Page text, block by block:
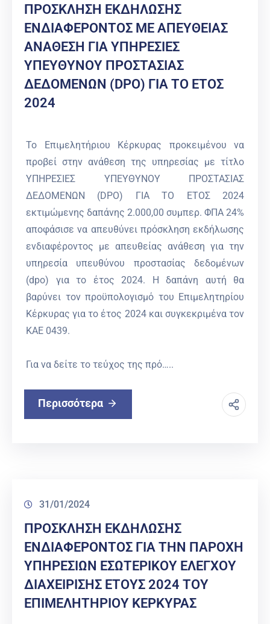
ΠΡΟΣΚΛΗΣΗ ΕΚΔΗΛΩΣΗΣ
ΕΝΔΙΑΦΕΡΟΝΤΟΣ ΜΕ ΑΠΕΥΘΕΙΑΣ
ΑΝΑΘΕΣΗ ΓΙΑ ΥΠΗΡΕΣΙΕΣ
ΥΠΕΥΘΥΝΟΥ ΠΡΟΣΤΑΣΙΑΣ
ΔΕΔΟΜΕΝΩΝ (DPO) ΓΙΑ ΤΟ ΕΤΟΣ
2024
Το Επιμελητήριου Κέρκυρας προκειμένου να
προβεί στην ανάθεση της υπηρεσίας με τίτλο
ΥΠΗΡΕΣΙΕΣ ΥΠΕΥΘΥΝΟΥ ΠΡΟΣΤΑΣΙΑΣ
ΔΕΔΟΜΕΝΩΝ (DPO) ΓΙΑ ΤΟ ΕΤΟΣ 2024
εκτιμώμενης δαπάνης 2.000,00 συμπερ. ΦΠΑ 24%
αποφάσισε να απευθύνει πρόσκληση εκδήλωσης
ενδιαφέροντος με απευθείας ανάθεση για την
υπηρεσία υπευθύνου προστασίας δεδομένων
(dpo) για το έτος 2024. Η δαπάνη αυτή θα
βαρύνει τον προϋπολογισμό του Επιμελητηρίου
Κέρκυρας για το έτος 2024 και συγκεκριμένα τον
ΚΑΕ 0439.
Για να δείτε το τεύχος της πρό…..
Περισσότερα
31/01/2024
ΠΡΟΣΚΛΗΣΗ ΕΚΔΗΛΩΣΗΣ
ΕΝΔΙΑΦΕΡΟΝΤΟΣ ΓΙΑ ΤΗΝ ΠΑΡΟΧΗ
ΥΠΗΡΕΣΙΩΝ ΕΣΩΤΕΡΙΚΟΥ ΕΛΕΓΧΟΥ
ΔΙΑΧΕΙΡΙΣΗΣ ΕΤΟΥΣ 2024 ΤΟΥ
ΕΠΙΜΕΛΗΤΗΡΙΟΥ ΚΕΡΚΥΡΑΣ